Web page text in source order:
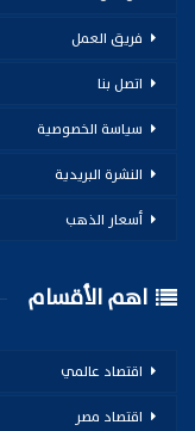
فريق العمل
اتصل بنا
سياسة الخصوصية
النشرة البريدية
أسعار الذهب
اهم الأقسام
اقتصاد عالمي
اقتصاد مصر